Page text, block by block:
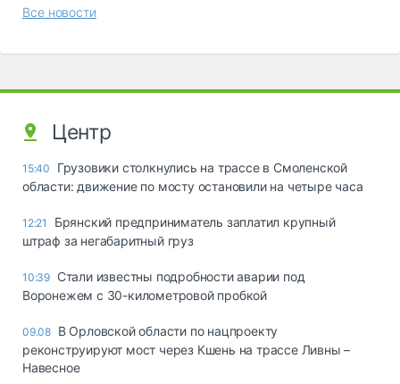
Все новости
Центр
15:40
Грузовики столкнулись на трассе в Смоленской
области: движение по мосту остановили на четыре часа
12:21
Брянский предприниматель заплатил крупный
штраф за негабаритный груз
10:39 Стали известны подробности аварии под
Воронежем с 30-километровой пробкой
09.08 В Орловской области по нацпроекту
реконструируют мост через Кшень на трассе Ливны –
Навесное